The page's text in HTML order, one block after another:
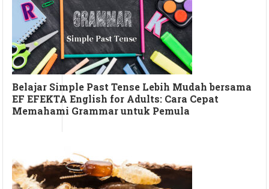
Belajar Simple Past Tense Lebih Mudah bersama
EF EFEKTA English for Adults: Cara Cepat
Memahami Grammar untuk Pemula